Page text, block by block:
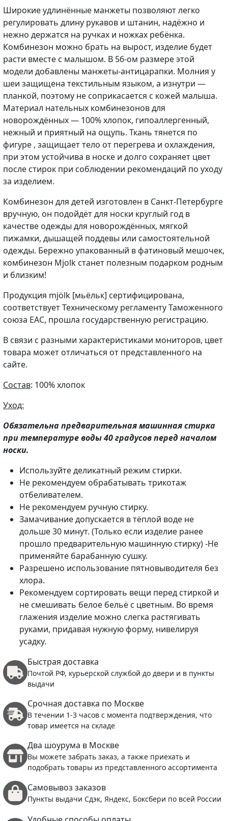
Широкие удлинённые манжеты позволяют легко
регулировать длину рукавов и штанин, надёжно и
нежно держатся на ручках и ножках ребёнка.
Комбинезон можно брать на вырост, изделие будет
расти вместе с малышом. В 56-ом размере этой
модели добавлены манжеты-антицарапки. Молния у
шеи защищена текстильным языком, а изнутри —
планкой, поэтому не соприкасается с кожей малыша.
Материал нательных комбинезонов для
новорождённых — 100% хлопок, гипоаллергенный,
нежный и приятный на ощупь. Ткань тянется по
фигуре , защищает тело от перегрева и охлаждения,
при этом устойчива в носке и долго сохраняет цвет
после стирок при соблюдении рекомендаций по уходу
за изделием.
Комбинезон для детей изготовлен в Санкт-Петербурге
вручную, он подойдёт для носки круглый год в
качестве одежды для новорождённых, мягкой
пижамки, дышащей поддевы или самостоятельной
одежды. Бережно упакованный в фатиновый мешочек,
комбинезон Mjolk станет полезным подарком родным
и близким!
Продукция mjölk [мьёльк] сертифицирована,
соответствует Техническому регламенту Таможенного
союза EAC, прошла государственную регистрацию.
В связи с разными характеристиками мониторов, цвет
товара может отличаться от представленного на
сайте.
Состав: 100% хлопок
Уход:
Обязательна предварительная машинная стирка
при температуре воды 40 градусов перед началом
носки.
Используйте деликатный режим стирки.
Не рекомендуем обрабатывать трикотаж
отбеливателем.
Не рекомендуем ручную стирку.
Замачивание допускается в тёплой воде не
дольше 30 минут. (Только если изделие ранее
прошло предварительную машинную стирку) -Не
применяйте барабанную сушку.
Разрешено использование пятновыводителя без
хлора.
Рекомендуем сортировать вещи перед стиркой и
не смешивать белое бельё с цветным. Во время
глажения изделие можно слегка растягивать
руками, придавая нужную форму, нивелируя
усадку.
Быстрая доставка
Почтой РФ, курьерской службой до двери и в пункты
выдачи
Срочная доставка по Москве
В течении 1-3 часов с момента подтверждения, что
товар имеется на складе
Два шоурума в Москве
Вы можете забрать заказ, а также приехать и
подобрать товары из представленного ассортимента
Самовывоз заказов
Пункты выдачи Сдэк, Яндекс, Боксбери по всей России